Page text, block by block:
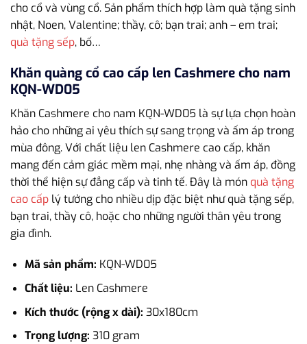
cho cổ và vùng cổ. Sản phẩm thích hợp làm quà tặng sinh
nhật, Noen, Valentine; thầy, cô; bạn trai; anh – em trai;
quà tặng sếp, bố…
Khăn quàng cổ cao cấp len Cashmere cho nam
KQN-WD05
Khăn Cashmere cho nam KQN-WD05 là sự lựa chọn hoàn
hảo cho những ai yêu thích sự sang trọng và ấm áp trong
mùa đông. Với chất liệu len Cashmere cao cấp, khăn
mang đến cảm giác mềm mại, nhẹ nhàng và ấm áp, đồng
thời thể hiện sự đẳng cấp và tinh tế. Đây là món quà tặng
cao cấp lý tưởng cho nhiều dịp đặc biệt như quà tặng sếp,
bạn trai, thầy cô, hoặc cho những người thân yêu trong
gia đình.
Mã sản phẩm: KQN-WD05
Chất liệu: Len Cashmere
Kích thước (rộng x dài): 30x180cm
Trọng lượng: 310 gram